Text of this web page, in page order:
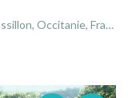
Occitanie, France